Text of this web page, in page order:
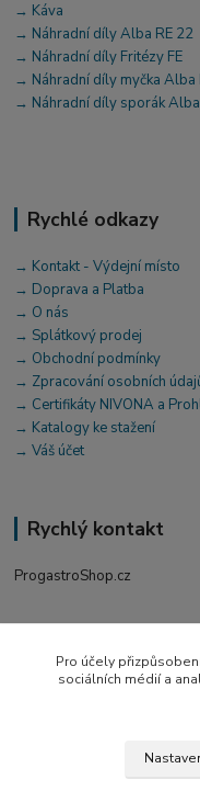
→ Káva
→ Náhradní díly Alba RE 22
→ Náhradní díly Fritézy FE
→ Náhradní díly myčka Alba
→ Náhradní díly sporák Alba
Rychlé odkazy
→ Kontakt - Výdejní místo
→ Doprava a Platba
→ O nás
→ Splátkový prodej
→ Obchodní podmínky
→ Zpracování osobních
→ Certifikáty NIVONA a
→ Katalogy ke stažení
→ Váš účet
Rychlý kontakt
ProgastroShop.cz
+420 519 411 299
Po-Pá 7-16 hod
Pro účely
sociálních médií a